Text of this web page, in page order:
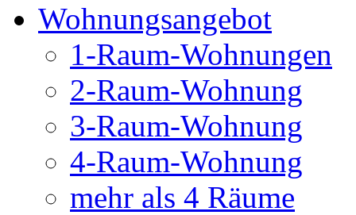
Wohnungsangebot
1-Raum-Wohnungen
2-Raum-Wohnung
3-Raum-Wohnung
4-Raum-Wohnung
mehr als 4 Räume